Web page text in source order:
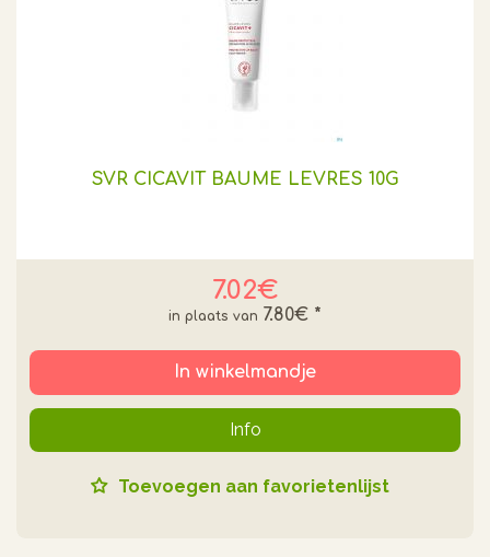
SVR CICAVIT BAUME LEVRES 10G
7.02€
7.80€ *
In winkelmandje
Info
Toevoegen aan favorietenlijst